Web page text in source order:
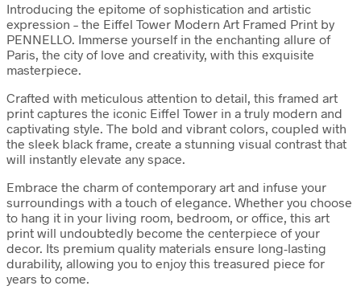
Introducing the epitome of sophistication and artistic
expression – the Eiffel Tower Modern Art Framed Print by
PENNELLO. Immerse yourself in the enchanting allure of
Paris, the city of love and creativity, with this exquisite
masterpiece.
Crafted with meticulous attention to detail, this framed art
print captures the iconic Eiffel Tower in a truly modern and
captivating style. The bold and vibrant colors, coupled with
the sleek black frame, create a stunning visual contrast that
will instantly elevate any space.
Embrace the charm of contemporary art and infuse your
surroundings with a touch of elegance. Whether you choose
to hang it in your living room, bedroom, or office, this art
print will undoubtedly become the centerpiece of your
decor. Its premium quality materials ensure long-lasting
durability, allowing you to enjoy this treasured piece for
years to come.